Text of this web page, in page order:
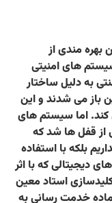
بهره مندی از
های امنیتی
به دلیل ساختار
باز می شدند و این
کند. اما سیستم های
از قفل ها شد که
بلکه با استفاده
دیجیتالی که با اثر
استاد معین
خدمت رسانی به